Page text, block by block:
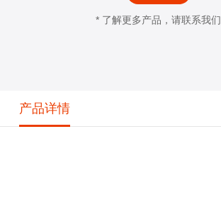
* 了解更多产品，请联系我们
产品详情